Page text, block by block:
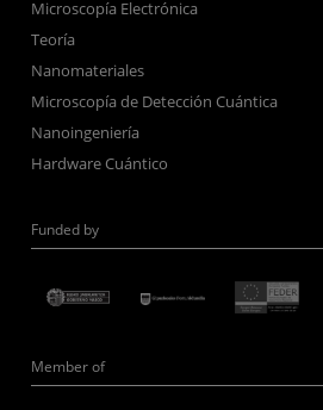
Microscopía Electrónica
Teoría
Nanomateriales
Microscopía de Detección Cuántica
Nanoingeniería
Hardware Cuántico
Funded by
Member of